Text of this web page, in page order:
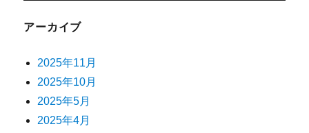
アーカイブ
2025年11月
2025年10月
2025年5月
2025年4月